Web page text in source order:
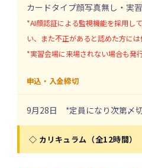
カードタイプ顔写真無し・実
*AI顔認証による監視機能を採用し
い、また不正があると認めた方には
*実習会場に来場されない場合も発
申込・入金締切
9月28日 *定員になり次第〆切
◇ カリキュラム（全12時間）